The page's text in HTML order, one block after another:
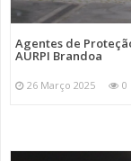
Agentes de
AURPI Brandoa
26 Março 2025 0